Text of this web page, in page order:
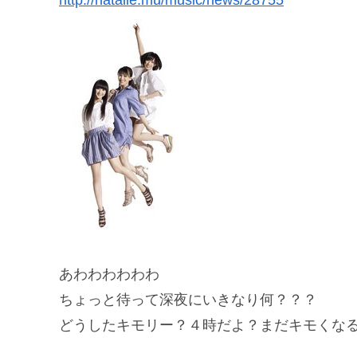
あわわわわわわ
ちょっと待って深夜にいきなり何？？？
どうしたキモリー？４時だよ？まだキモくな